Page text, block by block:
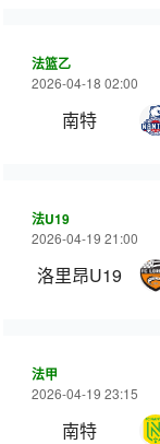
法篮乙
2026-04-18 02:00
南特
法U19
2026-04-19 21:00
洛里昂U19
法甲
2026-04-19 23:15
南特